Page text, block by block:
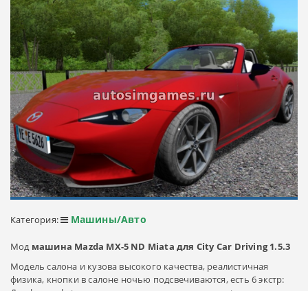
Категория: Машины/Авто
Мод машина Mazda MX-5 ND Miata для City Car Driving 1.5.3
Модель салона и кузова высокого качества, реалистичная
физика, кнопки в салоне ночью подсвечиваются, есть 6 экстр: